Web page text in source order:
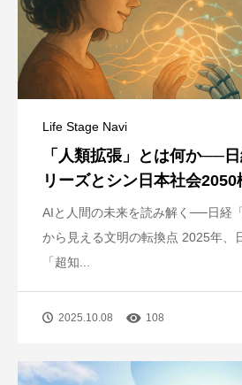
Life Stage Navi
「人類拡張」とは何か──
リーズとシン日本社会2050
AIと人間の未来を読み解く──日経
から見える文明の転換点 2025年、
「超知...
2025.10.08 108